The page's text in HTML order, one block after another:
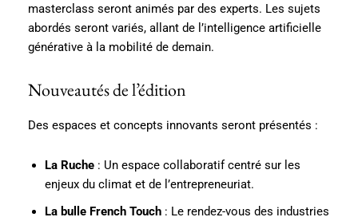
masterclass seront animés par des experts. Les sujets
abordés seront variés, allant de l’intelligence artificielle
générative à la mobilité de demain.
Nouveautés de l’édition
Des espaces et concepts innovants seront présentés :
La Ruche : Un espace collaboratif centré sur les
enjeux du climat et de l’entrepreneuriat.
La bulle French Touch : Le rendez-vous des industries